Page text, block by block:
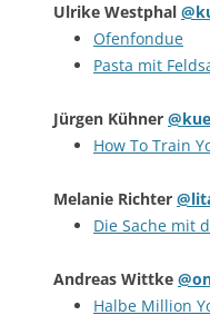
Ulrike Westphal
Ofenfondue
Pasta mit
Jürgen Kühner
How To Train
Melanie Richter
Die Sache mit
Andreas Wittke
Halbe Million